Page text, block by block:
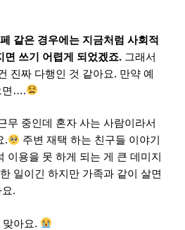
같은 경우에는 지금처럼 사회적
면 쓰기 어렵게 되었겠죠. 그래서
진짜 다행인 것 같아요. 만약 예
면….
무 중인데 혼자 사는 사람이라서
.
주변 재택 하는 친구들 이야기
이용을 못 하게 되는 게 큰 데미지
일이긴 하지만 가족과 같이 살면
.
아요.